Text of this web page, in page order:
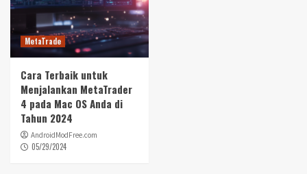
MetaTrade
Cara Terbaik untuk
Menjalankan MetaTrader
4 pada Mac OS Anda di
Tahun 2024
AndroidModFree.com
05/29/2024